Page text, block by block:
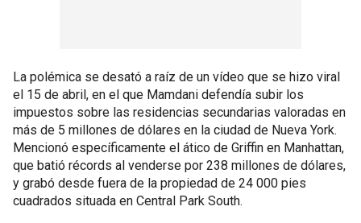
La polémica se desató a raíz de un vídeo que se hizo viral
el 15 de abril, en el que Mamdani defendía subir los
impuestos sobre las residencias secundarias valoradas en
más de 5 millones de dólares en la ciudad de Nueva York.
Mencionó específicamente el ático de Griffin en Manhattan,
que batió récords al venderse por 238 millones de dólares,
y grabó desde fuera de la propiedad de 24 000 pies
cuadrados situada en Central Park South.